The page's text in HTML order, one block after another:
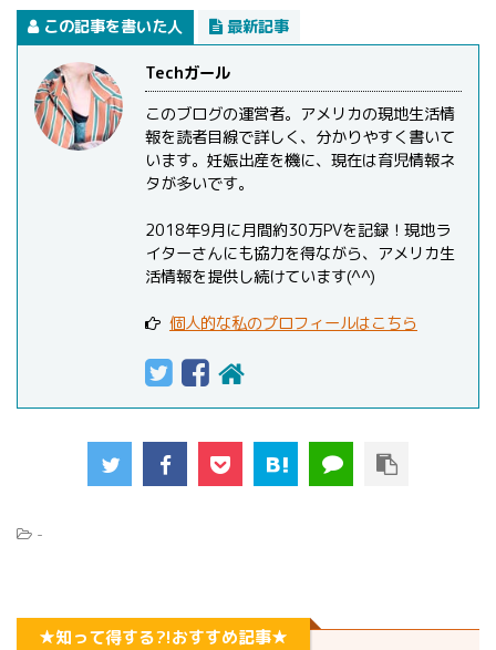
この記事を書いた人 最新記事
Techガール
このブログの運営者。アメリカの現地生活情
報を読者目線で詳しく、分かりやすく書いて
います。妊娠出産を機に、現在は育児情報ネ
タが多いです。
2018年9月に月間約30万PVを記録！現地ラ
イターさんにも協力を得ながら、アメリカ生
活情報を提供し続けています(^^)
個人的な私のプロフィールはこちら
-
★知って得する?!おすすめ記事★